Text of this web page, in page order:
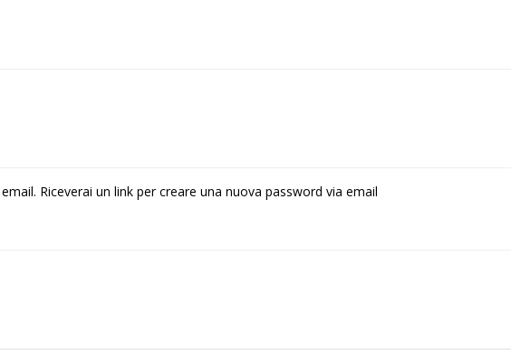
Riceverai un link per creare una nuova password via email